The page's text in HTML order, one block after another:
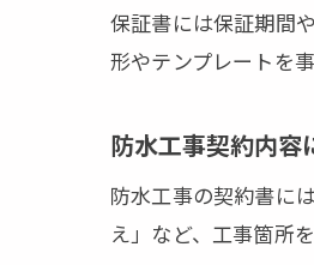
保証書には保証期間
形やテンプレートを
防水工事契約内容
防水工事の契約書に
え」など、工事箇所